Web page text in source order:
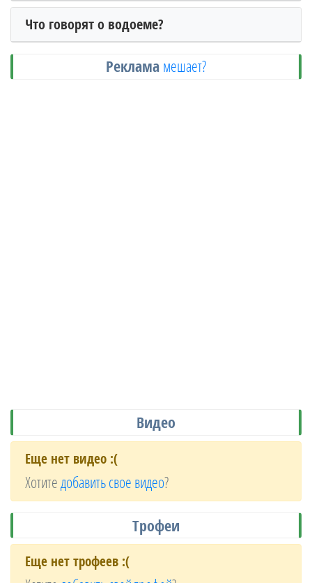
Что говорят о водоеме?
Рекламамешает?
Видео
Еще нет видео :(
Хотитедобавить свое видео?
Трофеи
Еще нет трофеев :(